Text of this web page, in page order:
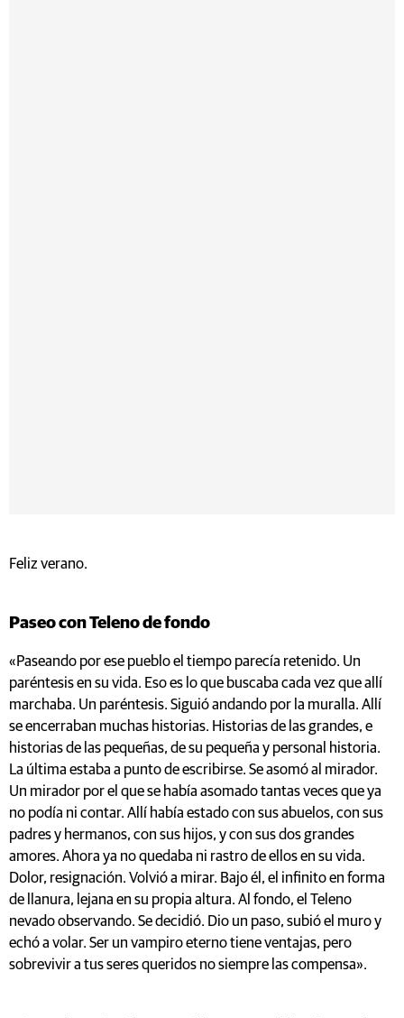
Feliz verano.
Paseo con Teleno de fondo
«Paseando por ese pueblo el tiempo parecía retenido. Un
paréntesis en su vida. Eso es lo que buscaba cada vez que allí
marchaba. Un paréntesis. Siguió andando por la muralla. Allí
se encerraban muchas historias. Historias de las grandes, e
historias de las pequeñas, de su pequeña y personal historia.
La última estaba a punto de escribirse. Se asomó al mirador.
Un mirador por el que se había asomado tantas veces que ya
no podía ni contar. Allí había estado con sus abuelos, con sus
padres y hermanos, con sus hijos, y con sus dos grandes
amores. Ahora ya no quedaba ni rastro de ellos en su vida.
Dolor, resignación. Volvió a mirar. Bajo él, el infinito en forma
de llanura, lejana en su propia altura. Al fondo, el Teleno
nevado observando. Se decidió. Dio un paso, subió el muro y
echó a volar. Ser un vampiro eterno tiene ventajas, pero
sobrevivir a tus seres queridos no siempre las compensa».